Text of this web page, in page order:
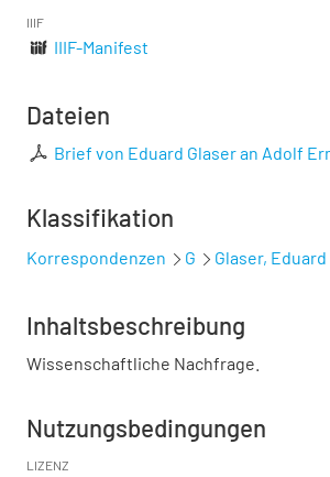
IIIF
IIIF-Manifest
Dateien
Brief von Eduard Glaser an Adolf
Klassifikation
Korrespondenzen G Glaser, Eduard
Inhaltsbeschreibung
Wissenschaftliche Nachfrage.
Nutzungsbedingungen
LIZENZ